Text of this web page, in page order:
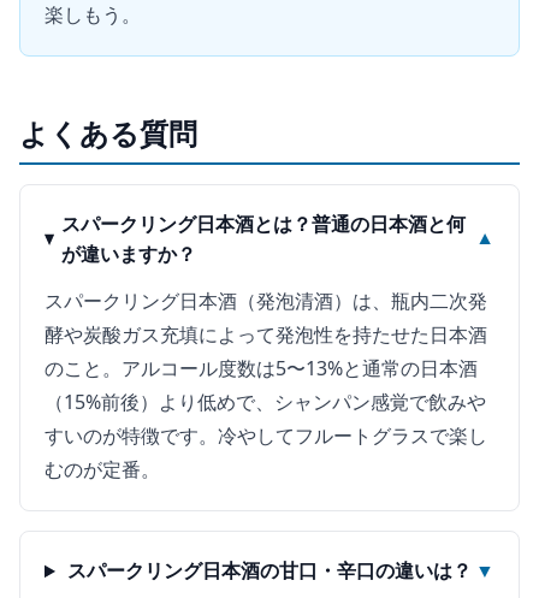
楽しもう。
よくある質問
スパークリング日本酒とは？普通の日本酒と何
が違いますか？
▼
スパークリング日本酒（発泡清酒）は、瓶内二次発
酵や炭酸ガス充填によって発泡性を持たせた日本酒
のこと。アルコール度数は5〜13%と通常の日本酒
（15%前後）より低めで、シャンパン感覚で飲みや
すいのが特徴です。冷やしてフルートグラスで楽し
むのが定番。
スパークリング日本酒の甘口・辛口の違いは？ ▼